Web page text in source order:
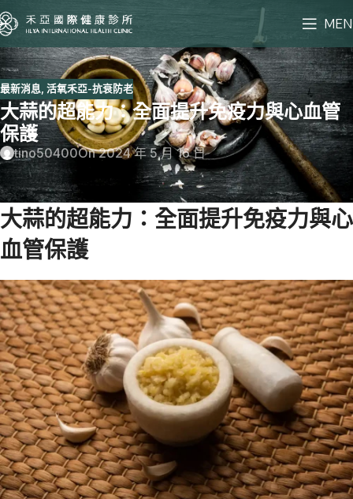
最新消息, 活氧禾亞-抗衰防老
大蒜的超能力：全面提升免疫力與心血管
保護
tino50400On 2024 年 5 月 16 日
大蒜的超能力：全面提升免疫力與心
血管保護